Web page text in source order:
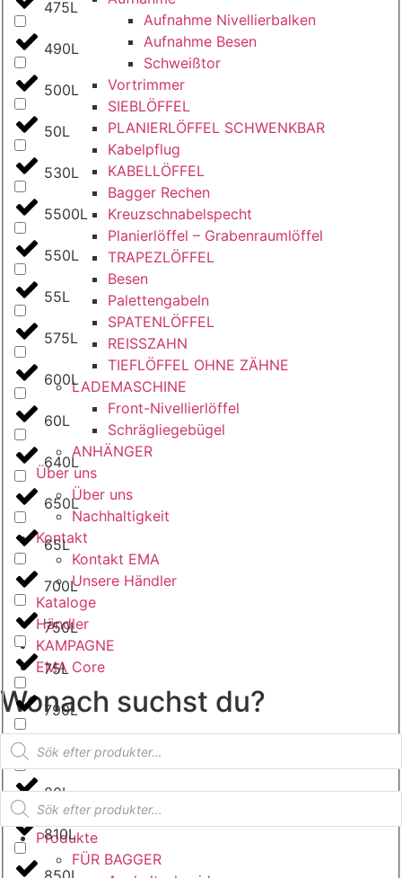
475L
490L
500L
50L
530L
5500L
550L
55L
575L
600L
60L
640L
650L
65L
700L
750L
75L
790L
800L
80L
810L
Aufnahme Nivellierbalken
Aufnahme Besen
Schweißtor
Vortrimmer
SIEBLÖFFEL
PLANIERLÖFFEL SCHWENKBAR
Kabelpflug
KABELLÖFFEL
Bagger Rechen
Kreuzschnabelspecht
Planierlöffel – Grabenraumlöffel
TRAPEZLÖFFEL
Besen
Palettengabeln
SPATENLÖFFEL
REISSZAHN
TIEFLÖFFEL OHNE ZÄHNE
LADEMASCHINE
Front-Nivellierlöffel
Schrägliegebügel
ANHÄNGER
Über uns
Über uns
Nachhaltigkeit
Kontakt
Kontakt EMA
Unsere Händler
Kataloge
Händler
KAMPAGNE
EMA Core
Wonach suchst du?
Products
search
Products
search
Produkte
FÜR BAGGER